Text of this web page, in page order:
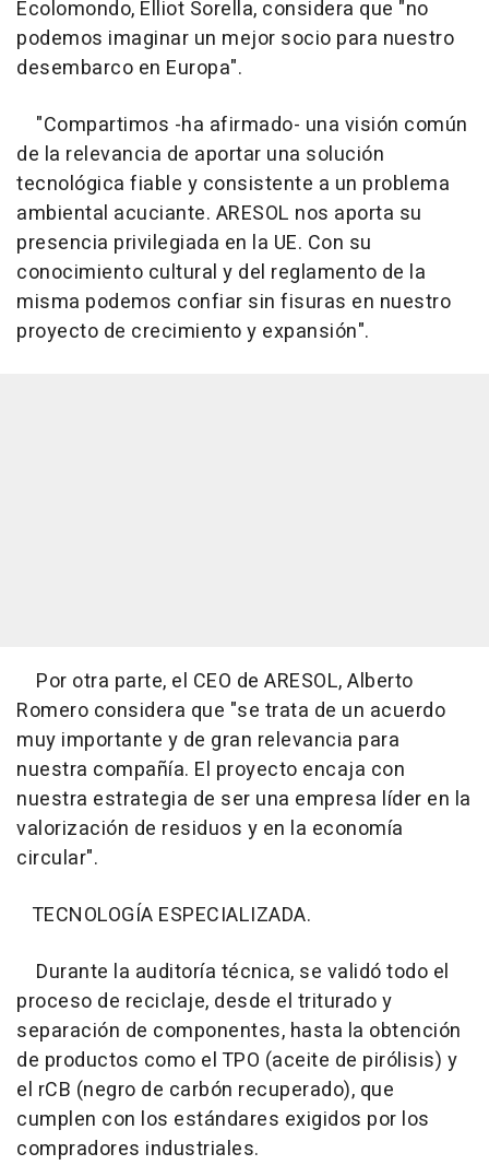
Ecolomondo, Elliot Sorella, considera que "no
podemos imaginar un mejor socio para nuestro
desembarco en Europa".
"Compartimos -ha afirmado- una visión común
de la relevancia de aportar una solución
tecnológica fiable y consistente a un problema
ambiental acuciante. ARESOL nos aporta su
presencia privilegiada en la UE. Con su
conocimiento cultural y del reglamento de la
misma podemos confiar sin fisuras en nuestro
proyecto de crecimiento y expansión".
Por otra parte, el CEO de ARESOL, Alberto
Romero considera que "se trata de un acuerdo
muy importante y de gran relevancia para
nuestra compañía. El proyecto encaja con
nuestra estrategia de ser una empresa líder en la
valorización de residuos y en la economía
circular".
TECNOLOGÍA ESPECIALIZADA.
Durante la auditoría técnica, se validó todo el
proceso de reciclaje, desde el triturado y
separación de componentes, hasta la obtención
de productos como el TPO (aceite de pirólisis) y
el rCB (negro de carbón recuperado), que
cumplen con los estándares exigidos por los
compradores industriales.